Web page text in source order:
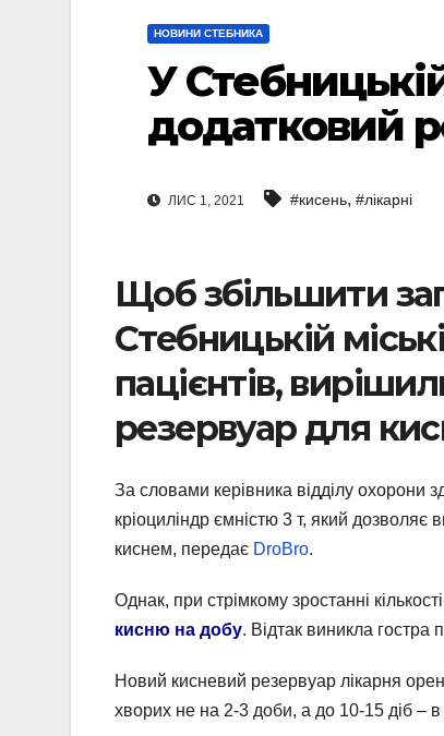
НОВИНИ СТЕБНИКА
У
додатковий
ЛИС 1, 2021 #кисень, #лікарні
Щоб збільшити
Стебницькій
пацієнтів,
резервуар для
За словами керівника відділу охорони
кріоциліндр ємністю 3 т, який дозволяє
киснем, передає DroBro.
Однак, при стрімкому зростанні
кисню на добу. Відтак виникла гостра
Новий кисневий резервуар лікарня
хворих не на 2-3 доби, а до 10-15 діб –